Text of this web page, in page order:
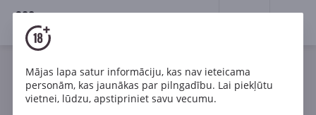
18+
Mājas lapa satur informāciju, kas nav ieteicama
personām, kas jaunākas par pilngadību. Lai piekļūtu
vietnei, lūdzu, apstipriniet savu vecumu.